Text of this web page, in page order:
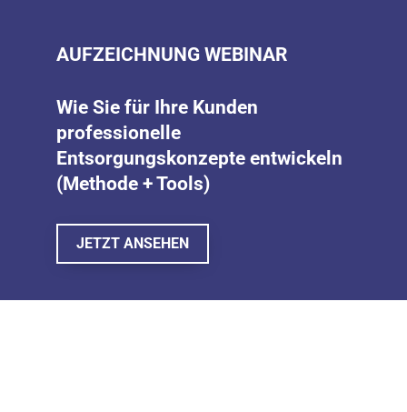
AUFZEICHNUNG WEBINAR
Wie Sie für Ihre Kunden
professionelle
Entsorgungskonzepte entwickeln
(Methode + Tools)
JETZT ANSEHEN